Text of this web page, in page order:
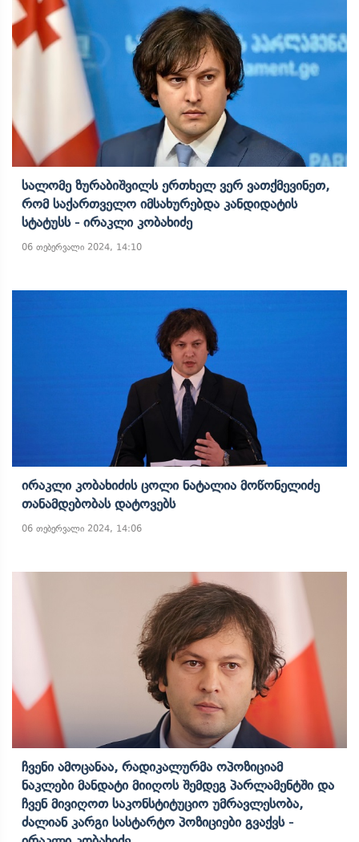
Სალომე Ზურაბიშვილს Ერთხელ Ვერ Ვათქმევინეთ,
Რომ Საქართველო Იმსახურებდა Კანდიდატის
Სტატუსს - Ირაკლი Კობახიძე
06 თებერვალი 2024, 14:10
Ირაკლი Კობახიძის Ცოლი Ნატალია Მოწონელიძე
Თანამდებობას Დატოვებს
06 თებერვალი 2024, 14:06
Ჩვენი Ამოცანაა, Რადიკალურმა Ოპოზიციამ
Ნაკლები Მანდატი Მიიღოს Შემდეგ Პარლამენტში Და
Ჩვენ Მივიღოთ Საკონსტიტუციო Უმრავლესობა,
Ძალიან Კარგი Სასტარტო Პოზიციები Გვაქვს -